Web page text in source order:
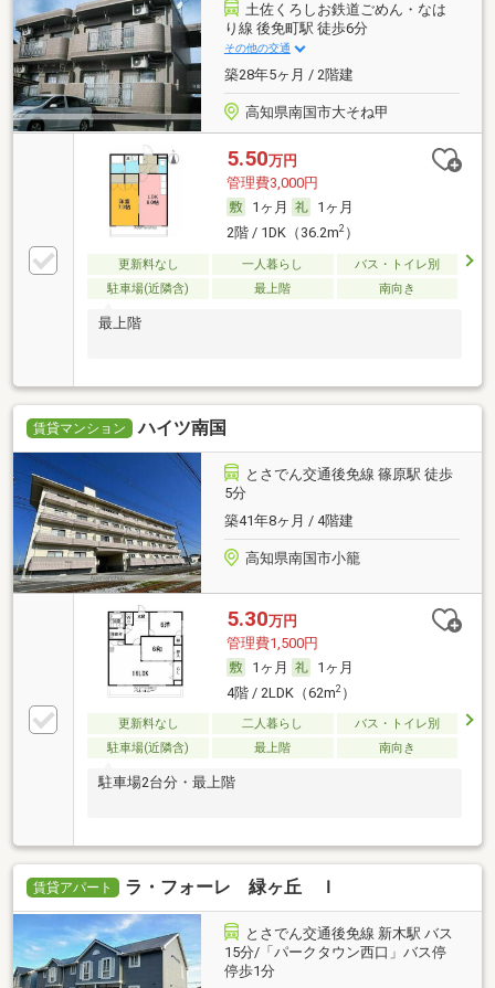
土佐くろしお鉄道ごめん・なは
り線 後免町駅 徒歩6分
その他の交通
築28年5ヶ月 / 2階建
高知県南国市大そね甲
5.50万円
管理費3,000円
1ヶ月
1ヶ月
2階 / 1DK（36.2m2）
更新料なし 一人暮らし
バス・トイレ別
駐車場(近隣含)
最上階 南向き
最上階
賃貸マンション ハイツ南国
とさでん交通後免線 篠原駅 徒歩
5分
築41年8ヶ月 / 4階建
高知県南国市小籠
5.30万円
管理費1,500円
1ヶ月
1ヶ月
4階 / 2LDK（62m2）
更新料なし 二人暮らし
バス・トイレ別
駐車場(近隣含)
最上階 南向き
駐車場2台分・最上階
賃貸アパート ラ・フォーレ 緑ヶ丘 Ｉ
とさでん交通後免線 新木駅 バス
15分/「パークタウン西口」バス停
停歩1分